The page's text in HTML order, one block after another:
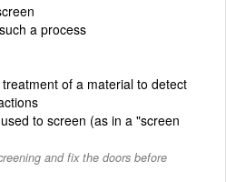
a process
of a material to detect
to screen (as in a "screen
and fix the doors before